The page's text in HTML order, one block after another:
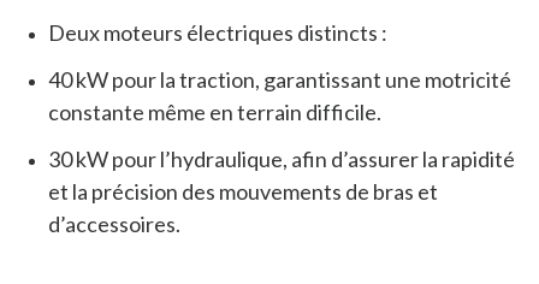
Deux moteurs électriques distincts :
40 kW pour la traction, garantissant une motricité
constante même en terrain difficile.
30 kW pour l’hydraulique, afin d’assurer la rapidité
et la précision des mouvements de bras et
d’accessoires.